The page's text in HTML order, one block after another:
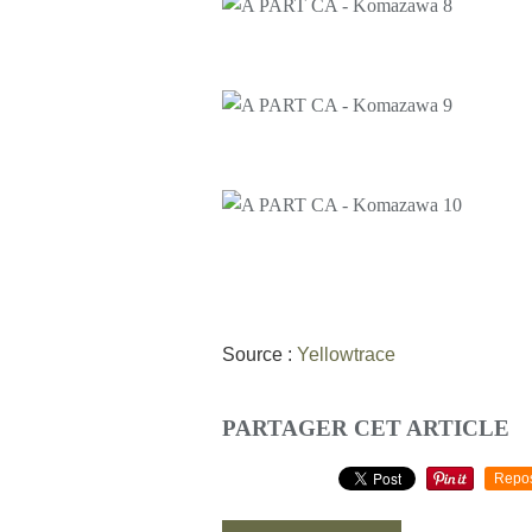
Source : Yellowtrace
PARTAGER CET ARTICLE